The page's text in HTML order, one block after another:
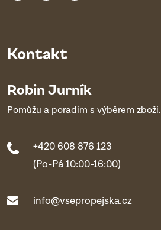
Kontakt
Robin Jurník
Pomůžu a poradím s výběrem zboží.
+420 608 876 123
(Po-Pá 10:00-16:00)
info@vsepropejska.cz